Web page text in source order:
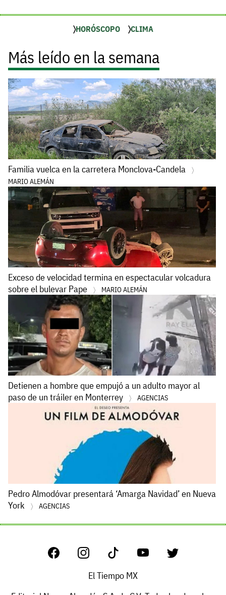
HORÓSCOPO CLIMA
Más leído en la semana
Familia vuelca en la carretera Monclova-Candela
MARIO ALEMÁN
Exceso de velocidad termina en espectacular volcadura
sobre el bulevar Pape
MARIO ALEMÁN
Detienen a hombre que empujó a un adulto mayor al
paso de un tráiler en Monterrey
AGENCIAS
Pedro Almodóvar presentará ‘Amarga Navidad’ en Nueva
York
AGENCIAS
El Tiempo MX